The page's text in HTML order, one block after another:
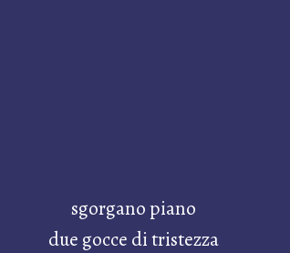
sgorgano piano
due gocce di tristezza